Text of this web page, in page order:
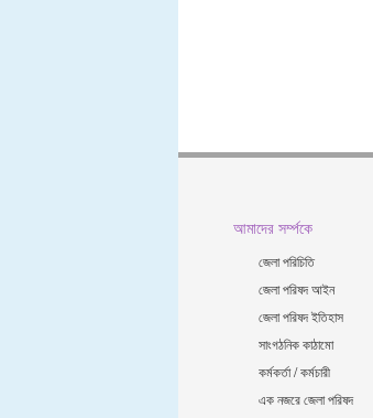
আমাদের সর্ম্পকে
জেলা পরিচিতি
জেলা পরিষদ আইন
জেলা পরিষদ ইতিহাস
সাংগঠনিক কাঠামো
কর্মকর্তা / কর্মচারী
এক নজরে জেলা পরিষদ